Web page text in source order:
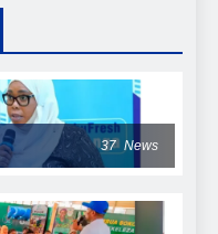
37 News